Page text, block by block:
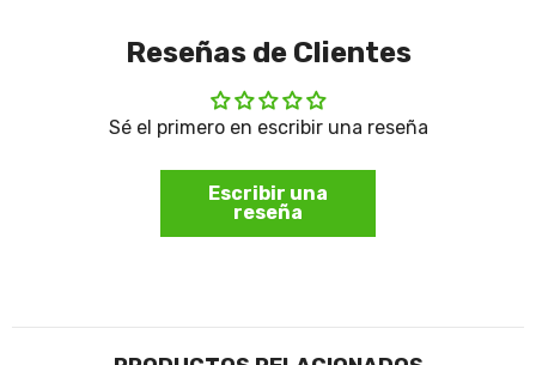
Reseñas de Clientes
Sé el primero en escribir una reseña
Escribir una
reseña